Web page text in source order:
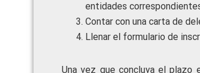
entidades
Contar con una carta de
Llenar el formulario de
Una vez que concluya el plazo